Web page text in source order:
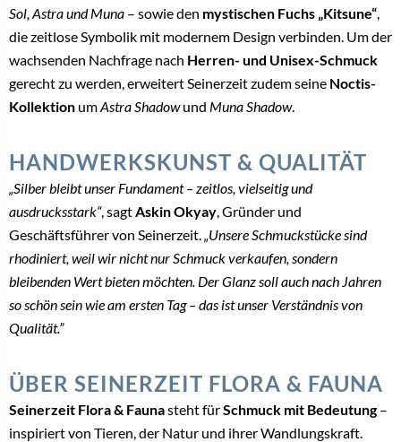
Sol, Astra und Muna – sowie den mystischen Fuchs „Kitsune“,
die zeitlose Symbolik mit modernem Design verbinden. Um der
wachsenden Nachfrage nach Herren- und Unisex-Schmuck
gerecht zu werden, erweitert Seinerzeit zudem seine Noctis-
Kollektion umAstra Shadowund Muna Shadow.
HANDWERKSKUNST & QUALITÄT
„Silber bleibt unser Fundament – zeitlos, vielseitig und
ausdrucksstark“, sagtAskin Okyay, Gründer und
Geschäftsführer von Seinerzeit.„Unsere Schmuckstücke sind
rhodiniert, weil wir nicht nur Schmuck verkaufen, sondern
bleibenden Wert bieten möchten. Der Glanz soll auch nach Jahren
so schön sein wie am ersten Tag – das ist unser Verständnis von
Qualität.”
ÜBER SEINERZEIT FLORA & FAUNA
Seinerzeit Flora & Faunasteht fürSchmuck mit Bedeutung–
inspiriert von Tieren, der Natur und ihrer Wandlungskraft.